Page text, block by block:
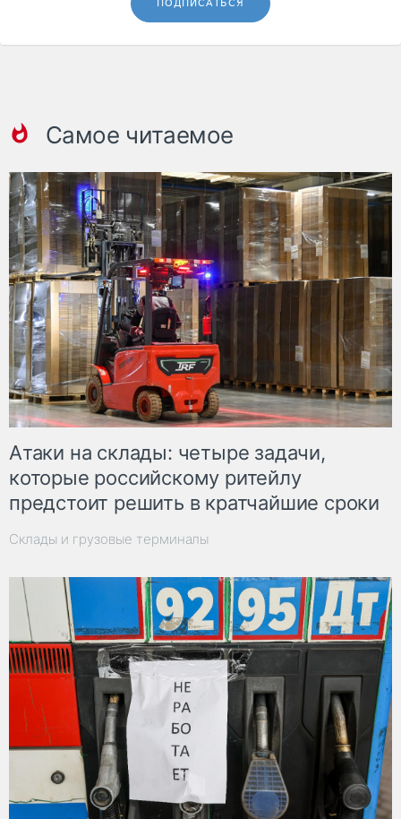
ПОДПИСАТЬСЯ
Самое читаемое
Атаки на склады: четыре задачи,
которые российскому ритейлу
предстоит решить в кратчайшие сроки
Склады и грузовые терминалы